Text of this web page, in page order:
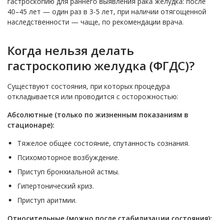
40–45 лет — один раз в 3-5 лет, при наличии отягощенной
наследственности — чаще, по рекомендации врача.
Когда нельзя делать
гастроскопию желудка (ФГДС)?
Существуют состояния, при которых процедура
откладывается или проводится с осторожностью:
Абсолютные (только по жизненным показаниям в
стационаре):
Тяжелое общее состояние, спутанность сознания.
Психомоторное возбуждение.
Приступ бронхиальной астмы.
Гипертонический криз.
Приступ аритмии.